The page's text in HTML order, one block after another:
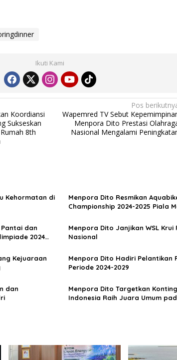
Ikuti Kami
Koordiansi
Sukseskan
8th
Pos
Wapemred TV Sebut
Menpora Dito Prestasi
Nasional Mengalami
Kehormatan di
Menpora Dito Resmikan
Championship 2024-2025 Piala
dan
2024
Menpora Dito Janjikan WSL Krui
Nasional
Kejuaraan
Menpora Dito Hadiri Pelantikan
Periode 2024-2029
dan
Menpora Dito Targetkan
Indonesia Raih Juara Umum